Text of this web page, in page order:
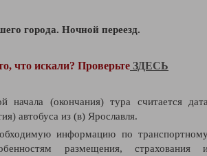
города. Ночной переезд.
что искали? Проверьте ЗДЕСЬ
начала (окончания) тура считается
автобуса из (в) Ярославля.
информацию по
размещения, страхования